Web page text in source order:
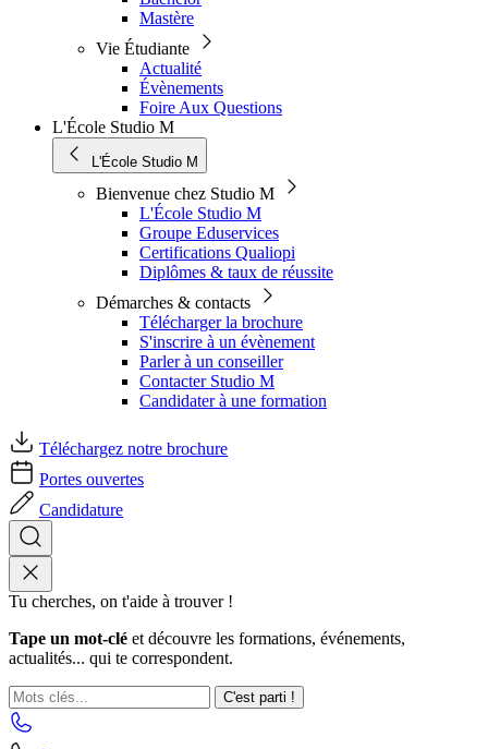
Mastère
Vie Étudiante
Actualité
Évènements
Foire Aux Questions
L'École Studio M
L'École Studio M
Bienvenue chez Studio M
L'École Studio M
Groupe Eduservices
Certifications Qualiopi
Diplômes & taux de réussite
Démarches & contacts
Télécharger la brochure
S'inscrire à un évènement
Parler à un conseiller
Contacter Studio M
Candidater à une formation
Téléchargez notre brochure
Portes ouvertes
Candidature
Tu cherches, on t'aide à trouver !
Tape un mot-clé et découvre les formations, événements,
actualités... qui te correspondent.
C'est parti !